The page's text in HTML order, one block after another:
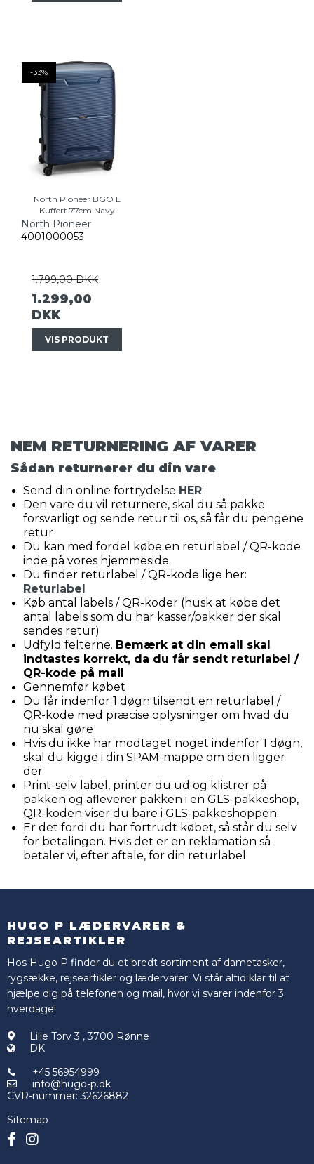
-33%
North Pioneer BGO L
Kuffert 77cm Navy
North Pioneer
4001000053
1.799,00 DKK
1.299,00
DKK
VIS PRODUKT
NEM RETURNERING AF VARER
Sådan returnerer du din vare
Send din online fortrydelse HER:
Den vare du vil returnere, skal du så pakke
forsvarligt og sende retur til os, så får du pengene
retur
Du kan med fordel købe en returlabel / QR-kode
inde på vores hjemmeside.
Du finder returlabel / QR-kode lige her:
Returlabel
Køb antal labels / QR-koder (husk at købe det
antal labels som du har kasser/pakker der skal
sendes retur)
Udfyld felterne. Bemærk at din email skal
indtastes korrekt, da du får sendt returlabel /
QR-kode på mail
Gennemfør købet
Du får indenfor 1 døgn tilsendt en returlabel /
QR-kode med præcise oplysninger om hvad du
nu skal gøre
Hvis du ikke har modtaget noget indenfor 1 døgn,
skal du kigge i din SPAM-mappe om den ligger
der
Print-selv label, printer du ud og klistrer på
pakken og afleverer pakken i en GLS-pakkeshop,
QR-koden viser du bare i GLS-pakkeshoppen.
Er det fordi du har fortrudt købet, så står du selv
for betalingen. Hvis det er en reklamation så
betaler vi, efter aftale, for din returlabel
HUGO P LÆDERVARER &
REJSEARTIKLER
Hos Hugo P finder du et bredt sortiment af dametasker,
rygsække, rejseartikler og lædervarer. Vi står altid klar til at
hjælpe dig på telefonen og mail, hvor vi svarer indenfor 3
hverdage!
Lille Torv 3 ,3700 Rønne
DK
+45 56954999
info@hugo-p.dk
CVR-nummer: 32626882
Sitemap